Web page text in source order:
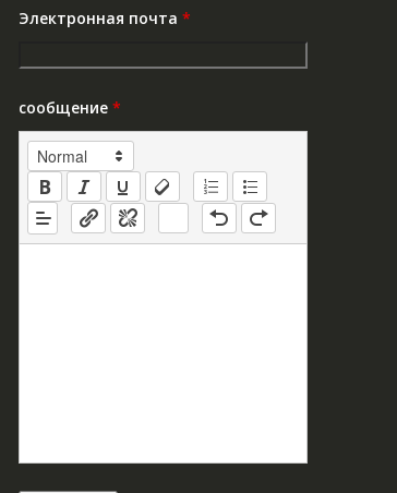
Электронная почта *
сообщение *